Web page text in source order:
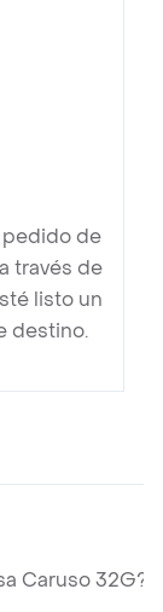
pedido de
través de
listo un
destino.
Caruso 32G?